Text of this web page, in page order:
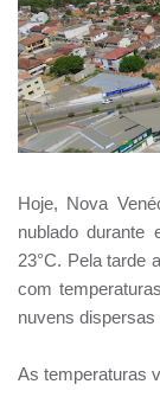
Hoje, Nova
nublado durante
23°C. Pela tarde
com
nuvens
As temperaturas